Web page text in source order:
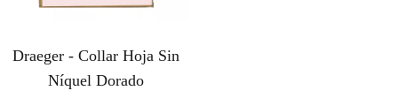
Draeger - Collar Hoja Sin
Níquel Dorado